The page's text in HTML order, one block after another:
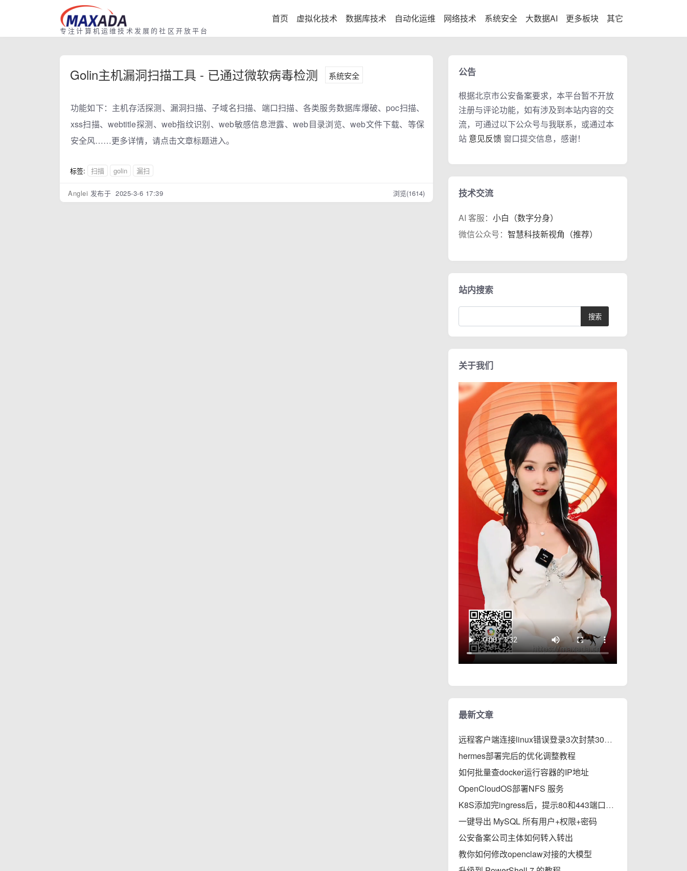
专注计算机运维技术发展的社区开放平台
首页 虚拟化技术 数据库技术 自动化运维 网络技术 系统安全 大数据AI 更多板块 其它
Golin主机漏洞扫描工具 - 已通过微软病毒检测 系统安全
功能如下：主机存活探测、漏洞扫描、子域名扫描、端口扫描、各类服务数据库爆破、poc扫描、
xss扫描、webtitle探测、web指纹识别、web敏感信息泄露、web目录浏览、web文件下载、等保
安全风……更多详情，请点击文章标题进入。
标签: 扫描 golin 漏扫
Anglei 发布于 2025-3-6 17:39 浏览(1614)
公告
根据北京市公安备案要求，本平台暂不开放
注册与评论功能，如有涉及到本站内容的交
流，可通过以下公众号与我联系，或通过本
站 意见反馈 窗口提交信息，感谢！
技术交流
AI 客服： 小白（数字分身）
微信公众号： 智慧科技新视角（推荐）
站内搜索
关于我们
最新文章
远程客户端连接linux错误登录3次封禁30分钟的步骤
hermes部署完后的优化调整教程
如何批量查docker运行容器的IP地址
OpenCloudOS部署NFS 服务
K8S添加完ingress后，提示80和443端口被占用的解决办法
一键导出 MySQL 所有用户+权限+密码
公安备案公司主体如何转入转出
教你如何修改openclaw对接的大模型